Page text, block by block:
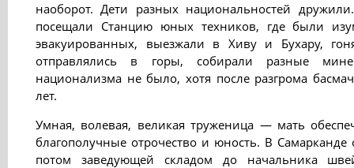
наоборот. Дети разных национальностей
посещали Станцию юных техников, где были
эвакуированных, выезжали в Хиву и Бухару,
отправлялись в горы, собирали разные
национализма не было, хотя после разгрома
лет.
Умная, волевая, великая труженица — мать
благополучные отрочество и юность. В
потом заведующей складом до начальника